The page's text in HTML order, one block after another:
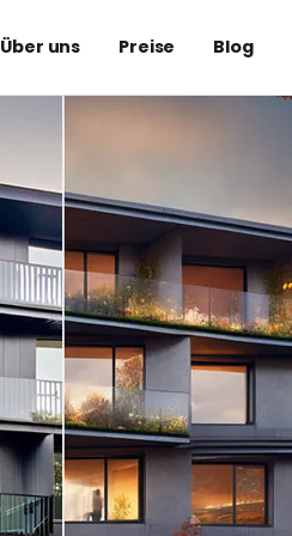
Über uns Preise Blog